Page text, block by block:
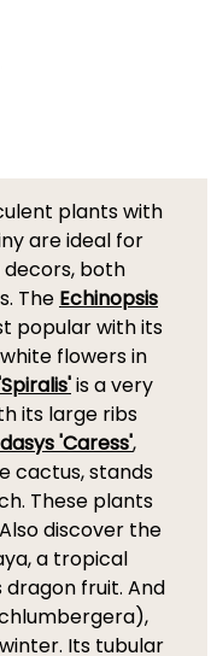
plants with
are ideal for
both
The Echinopsis
popular with its
flowers in
is a very
its large ribs
'Caress',
cactus, stands
These plants
discover the
a tropical
fruit. And
Its tubular